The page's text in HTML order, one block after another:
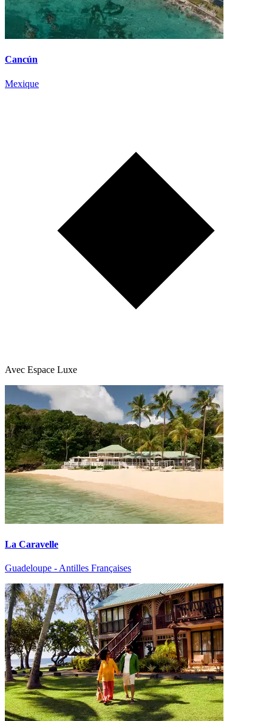
Cancún
Mexique
Avec Espace Luxe
La Caravelle
Guadeloupe - Antilles Françaises